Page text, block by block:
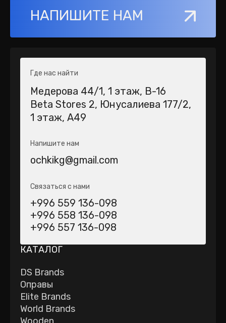
НАПИШИТЕ НАМ
Где нас найти
Медерова 44/1​, 1 этаж, В-16
Beta Stores 2​, Юнусалиева 177/2,
1 этаж, А49
Напишите нам
ochkikg@gmail.com
Связаться с нами
+996 559 136-098
+996 558 136-098
+996 557 136-098
КАТАЛОГ
DS Brands
Оправы
Elite Brands
World Brands